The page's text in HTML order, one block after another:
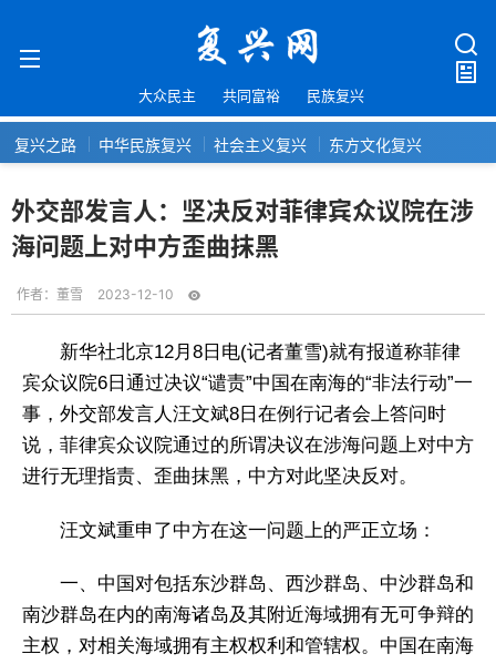
大众民主 共同富裕 民族复兴
复兴之路 中华民族复兴 社会主义复兴 东方文化复兴
外交部发言人：坚决反对菲律宾众议院在涉
海问题上对中方歪曲抹黑
作者： 董雪 2023-12-10
新华社北京12月8日电(记者董雪)就有报道称菲律
宾众议院6日通过决议“谴责”中国在南海的“非法行动”一
事，外交部发言人汪文斌8日在例行记者会上答问时
说，菲律宾众议院通过的所谓决议在涉海问题上对中方
进行无理指责、歪曲抹黑，中方对此坚决反对。
汪文斌重申了中方在这一问题上的严正立场：
一、中国对包括东沙群岛、西沙群岛、中沙群岛和
南沙群岛在内的南海诸岛及其附近海域拥有无可争辩的
主权，对相关海域拥有主权权利和管辖权。中国在南海